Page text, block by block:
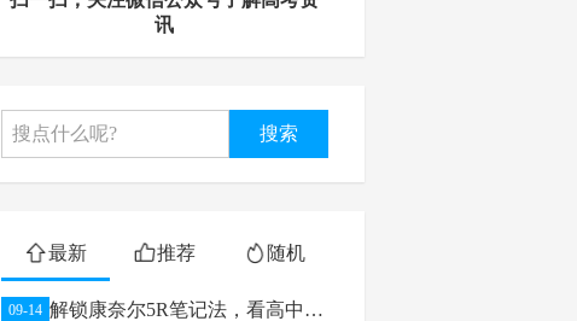
讯
搜索
最新 推荐 随机
09-14 解锁康奈尔5R笔记法，看高中生